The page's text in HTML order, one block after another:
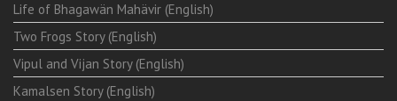
Life of Bhagawän Mahävir (English)
Two Frogs Story (English)
Vipul and Vijan Story (English)
Kamalsen Story (English)